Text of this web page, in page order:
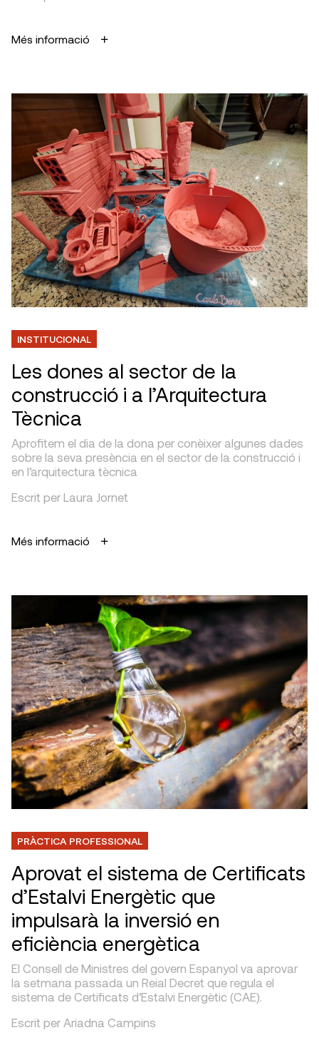
Més informació
INSTITUCIONAL
Les dones al sector de la
construcció i a l’Arquitectura
Tècnica
Aprofitem el dia de la dona per conèixer algunes dades
sobre la seva presència en el sector de la construcció i
en l’arquitectura tècnica
Escrit per Laura Jornet
Més informació
PRÀCTICA PROFESSIONAL
Aprovat el sistema de Certificats
d’Estalvi Energètic que
impulsarà la inversió en
eficiència energètica
El Consell de Ministres del govern Espanyol va aprovar
la setmana passada un Reial Decret que regula el
sistema de Certificats d’Estalvi Energètic (CAE).
Escrit per Ariadna Campins